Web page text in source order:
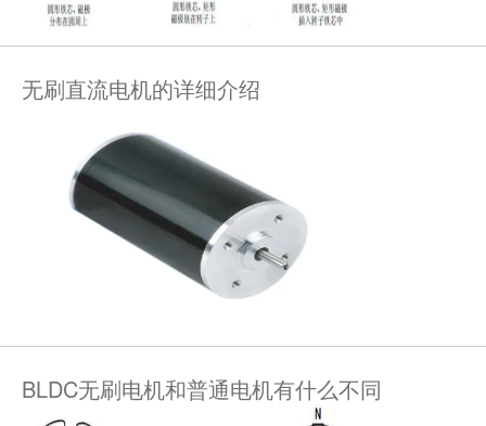
无刷直流电机的详细介绍
BLDC无刷电机和普通电机有什么不同